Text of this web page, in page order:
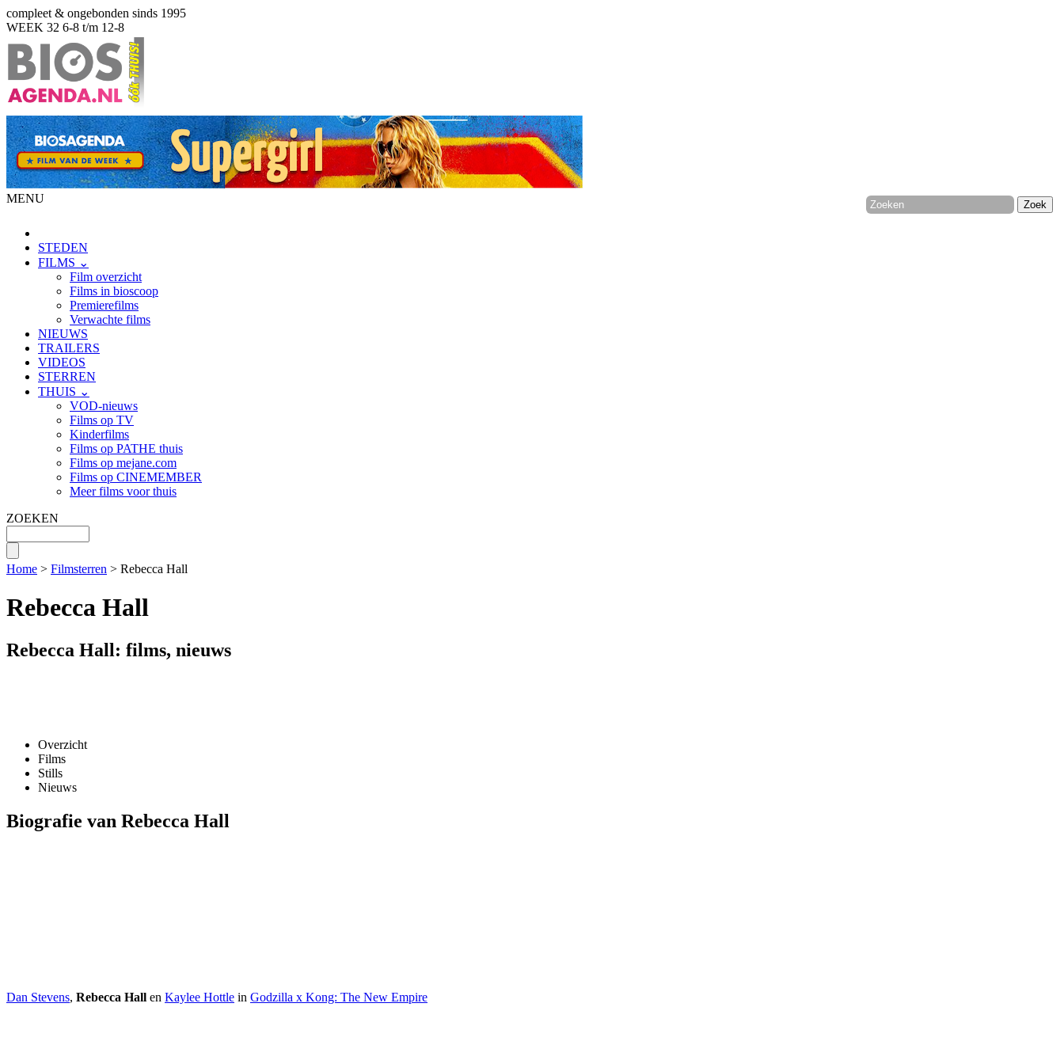
compleet & ongebonden sinds 1995
WEEK 32 6-8 t/m 12-8
MENU
STEDEN
FILMS ⌄
Film overzicht
Films in bioscoop
Premierefilms
Verwachte films
NIEUWS
TRAILERS
VIDEOS
STERREN
THUIS ⌄
VOD-nieuws
Films op TV
Kinderfilms
Films op PATHE thuis
Films op mejane.com
Films op CINEMEMBER
Meer films voor thuis
ZOEKEN
Home > Filmsterren > Rebecca Hall
Rebecca Hall
Rebecca Hall: films, nieuws
Overzicht
Films
Stills
Nieuws
Biografie van Rebecca Hall
Dan Stevens, Rebecca Hall en Kaylee Hottle in Godzilla x Kong: The New Empire